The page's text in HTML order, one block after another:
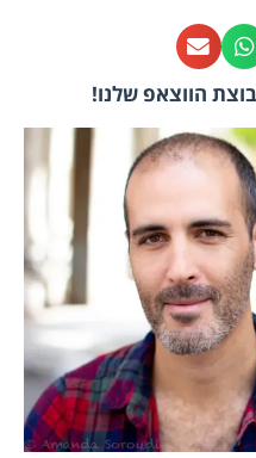
הווצאפ שלנו!